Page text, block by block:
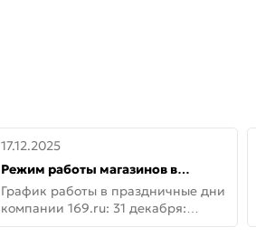
17.12.2025
Режим работы магазинов в
праздничные дни с 31 декабря по
11 января
График работы в праздничные дни
компании 169.ru: 31 декабря:
Заказы, самовывоз и доставки —